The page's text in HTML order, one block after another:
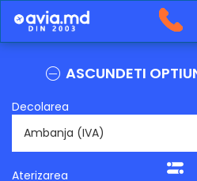
ASCUNDETI
Decolarea
Aterizarea